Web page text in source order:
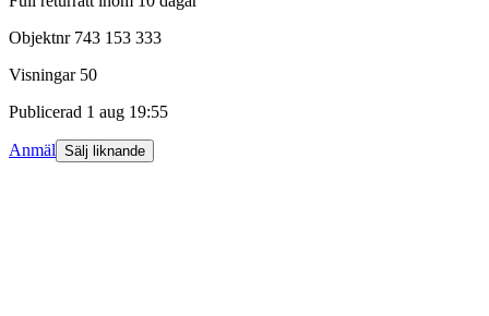
Objektnr 743 153 333
Visningar 50
Publicerad 1 aug 19:55
Anmäl Sälj liknande